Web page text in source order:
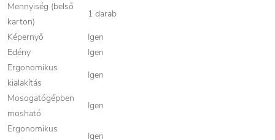
Mennyiség (belső
karton)
1 darab
Képernyő
Igen
Edény
Igen
Ergonomikus
kialakítás
Igen
Mosogatógépben
mosható
Igen
Ergonomikus
Igen